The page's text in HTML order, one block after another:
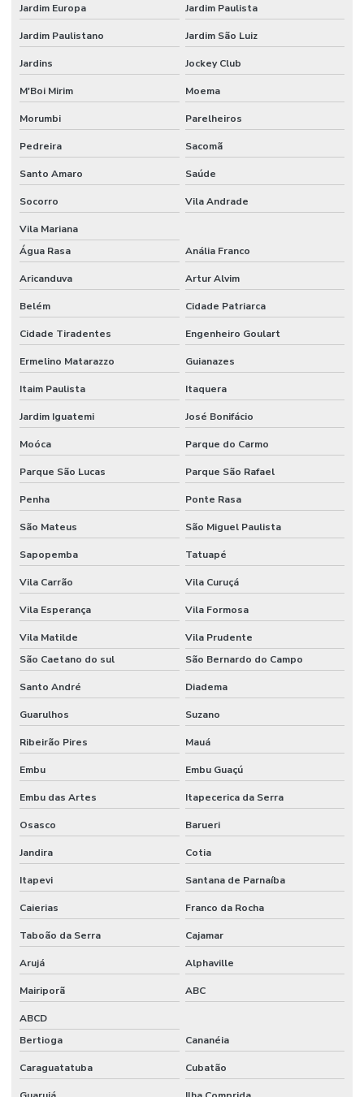
Empresa de segurança do trabalho
Empresa de segurança do trabalho sp
Empresa de tecnico de segurança do trabalho
Empresas de consultoria em segurança do trabalho sp
Engenharia de segurança do trabalho consultoria
Fiscalização de paradas de manutenção
Formação em coaching de segurança do trabalho
Formação executiva em SST
Gerenciamento de paradas de manutenção
Gestão de produtos químicos
Higiene ocupacional e medicina do trabalho
Higiene ocupacional no ambiente de trabalho
Laudo pgr
LC-Learning Treinamentos
Licença para meio ambiente industrial
Nebosh igc
Pcmso nr 7
Pcmso preço
Perfil profissiográfico previdenciário ppp
Pericia ambiental trabalhista
Pericia engenharia
Perícia médica trabalhista
Planejamento e implantação do pcmso
Ppra empresa prestadora de serviços
Ppra nr 9
Ppra pcmso preço
Prestação de serviço de bombeiro civil
Programa de condições e meio ambiente de trabalho
Programa de prevenção de riscos ambientais nr 9
Projeto de engenharia de segurança do trabalho
Jardim Europa Jardim Paulista
Jardim Paulistano Jardim São Luiz
Jardins Jockey Club
M'Boi Mirim Moema
Morumbi Parelheiros
Pedreira Sacomã
Santo Amaro Saúde
Socorro Vila Andrade
Vila Mariana
Água Rasa
Anália Franco
Aricanduva Artur Alvim
Belém Cidade Patriarca
Cidade Tiradentes Engenheiro Goulart
Ermelino Matarazzo Guianazes
Itaim Paulista Itaquera
Jardim Iguatemi José Bonifácio
Moóca Parque do Carmo
Parque São Lucas Parque São Rafael
Penha Ponte Rasa
São Mateus São Miguel Paulista
Sapopemba Tatuapé
Vila Carrão Vila Curuçá
Vila Esperança Vila Formosa
Vila Matilde
Vila Prudente
São Caetano do sul
São Bernardo do Campo
Santo André Diadema
Guarulhos Suzano
Ribeirão Pires Mauá
Embu Embu Guaçú
Embu das Artes Itapecerica da Serra
Osasco Barueri
Jandira Cotia
Itapevi Santana de Parnaíba
Caierias Franco da Rocha
Taboão da Serra Cajamar
Arujá Alphaville
Mairiporã ABC
ABCD
Bertioga
Cananéia
Caraguatatuba Cubatão